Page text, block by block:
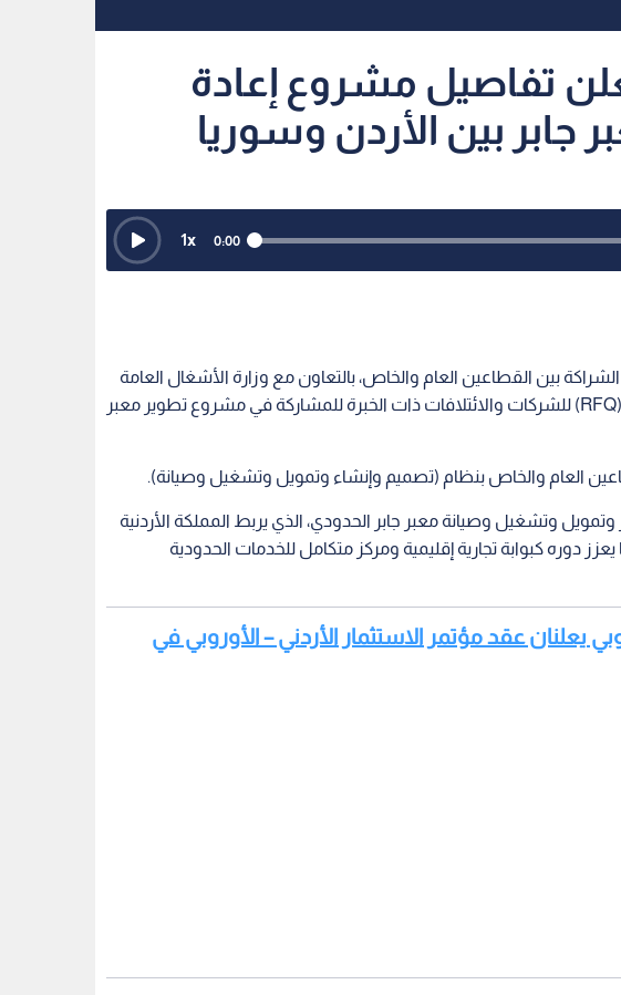
تفاصيل مشروع إعادة
جابر بين الأردن وسوريا
0:00
1x
بين القطاعين العام والخاص، بالتعاون مع وزارة الأشغال العامة
والإسكان، عن طرح دعوة التأهيل الأولي (RFQ) للشركات والائتلافات ذات الخبرة للمشاركة في مشروع تطوير معبر
العام والخاص بنظام (تصميم وإنشاء وتمويل وتشغيل وصيانة).
وتشغيل وصيانة معبر جابر الحدودي، الذي يربط المملكة الأردنية
يعزز دوره كبوابة تجارية إقليمية ومركز متكامل للخدمات الحدودية
يعلنان عقد مؤتمر الاستثمار الأردني – الأوروبي في